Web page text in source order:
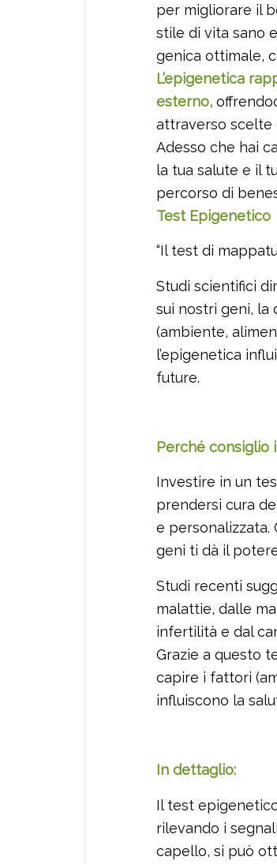
per migliorare il
stile di vita sano
genica ottimale,
L’epigenetica
esterno,
attraverso scelte
Adesso che hai
la tua salute e il
percorso di
Test Epigenetico
“Il test di
Studi scientifici
sui nostri geni, la
(ambiente,
l’epigenetica
future.
Perché consiglio
Investire in un
prendersi cura
e personalizzata.
geni ti dà il
Studi recenti
malattie, dalle
infertilità e dal
Grazie a questo
capire i fattori
influiscono la
In dettaglio:
Il test
rilevando i
capello, si può